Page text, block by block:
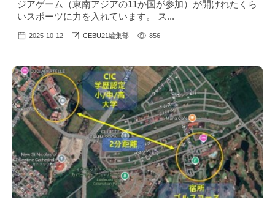
ジアゲーム（東南アジアの11か国が参加）が開けれたくら
いスポーツに力を入れています。 ス...
2025-10-12 CEBU21編集部 856